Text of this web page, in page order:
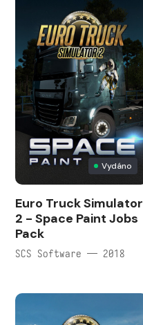
Vydáno
Euro Truck Simulator
2 - Space Paint Jobs
Pack
SCS Software — 2018